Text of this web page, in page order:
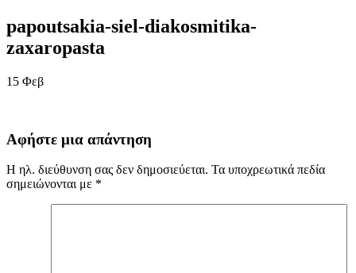
papoutsakia-siel-diakosmitika-
zaxaropasta
15 Φεβ
Αφήστε μια απάντηση
Η ηλ. διεύθυνση σας δεν δημοσιεύεται. Τα υποχρεωτικά πεδία
σημειώνονται με *